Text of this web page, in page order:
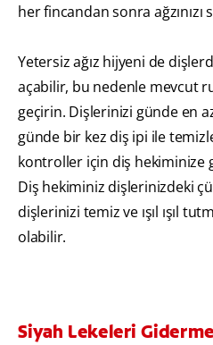
her fincandan sonra ağzınızı
Yetersiz ağız hijyeni de
açabilir, bu nedenle mevcut
geçirin. Dişlerinizi günde en
günde bir kez diş ipi ile
kontroller için diş hekiminize
Diş hekiminiz dişlerinizdeki
dişlerinizi temiz ve ışıl ışıl
olabilir.
Siyah Lekeleri